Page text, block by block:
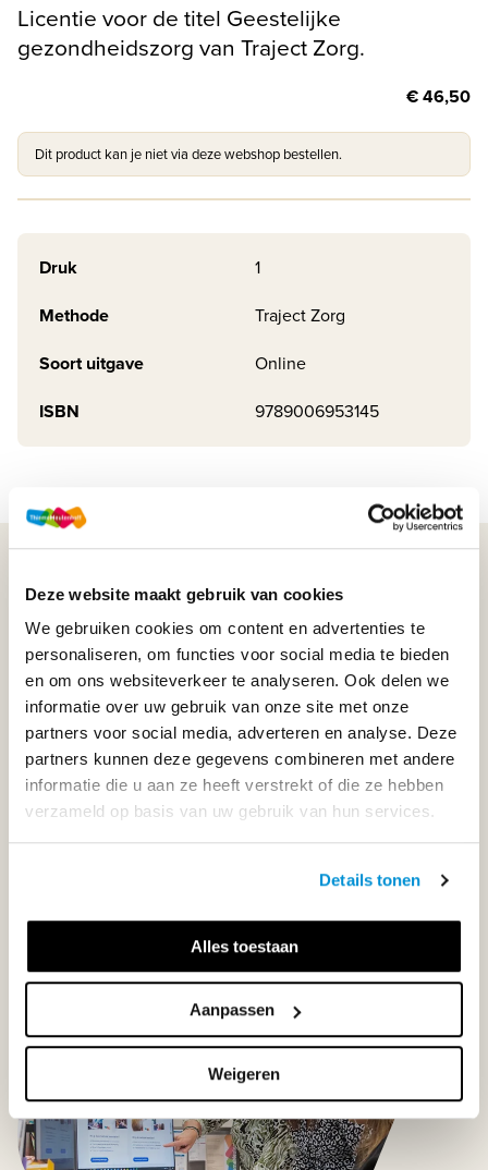
Deze website maakt gebruik van cookies
We gebruiken cookies om content en advertenties te
personaliseren, om functies voor social media te bieden
en om ons websiteverkeer te analyseren. Ook delen we
informatie over uw gebruik van onze site met onze
partners voor social media, adverteren en analyse. Deze
partners kunnen deze gegevens combineren met andere
informatie die u aan ze heeft verstrekt of die ze hebben
verzameld op basis van uw gebruik van hun services.
Details tonen
Alles toestaan
Aanpassen
Weigeren
Licentie voor de titel Geestelijke
gezondheidszorg van Traject Zorg.
€ 46,50
Dit product kan je niet via deze webshop bestellen.
Druk
1
Methode
Traject Zorg
Soort uitgave
Online
ISBN
9789006953145
WIJ STAAN VOOR JE KLAAR!
033-4483000
Maandag t/m vrijdag | 08.00 - 17.00 uur
Klantenservice
Neem contact op